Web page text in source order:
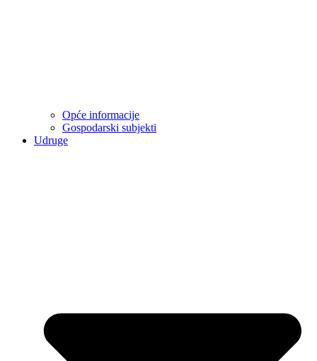
Opće informacije
Gospodarski subjekti
Udruge